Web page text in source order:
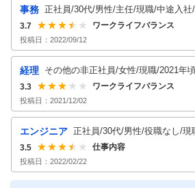
事務 正社員/30代/男性/主任/現職/中途入社
年頃
3.7 ワークライフバランス
投稿日： 2022/09/12
経理 その他の非正社員/女性/現職/2021年
3.3 ワークライフバランス
投稿日： 2021/12/02
エンジニア 正社員/30代/男性/役職なし/現
22年頃
3.5 仕事内容
投稿日： 2022/02/22